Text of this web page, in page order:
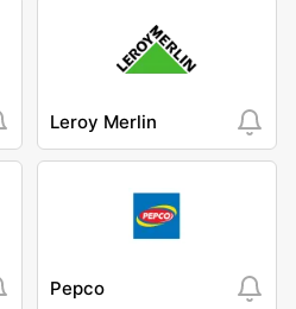
Leroy Merlin
Pepco